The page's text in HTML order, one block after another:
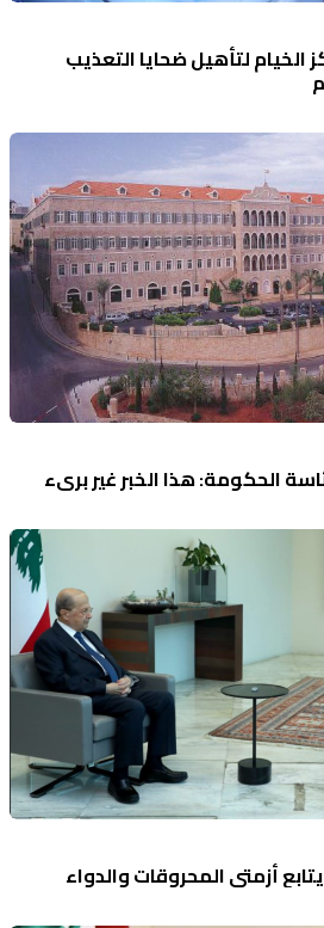
لتأهيل ضحايا التعذيب
الحكومة: هذا الخبر غير بريء
أزمتي المحروقات والدواء